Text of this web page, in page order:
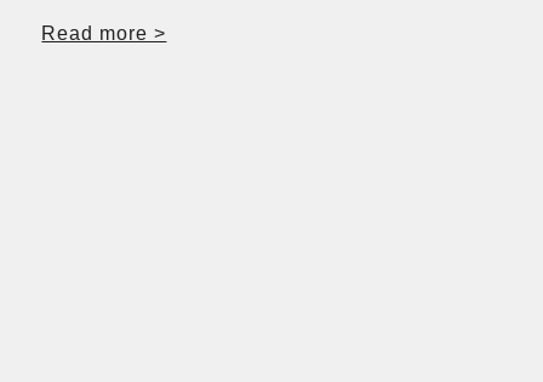
Read more >